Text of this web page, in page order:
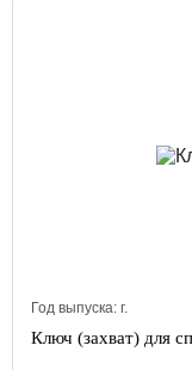
Год выпуска: г.
Ключ (захват) для